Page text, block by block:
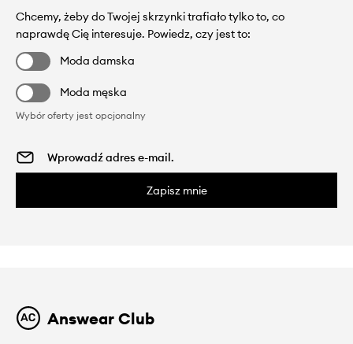
Chcemy, żeby do Twojej skrzynki trafiało tylko to, co
naprawdę Cię interesuje. Powiedz, czy jest to:
Moda damska
Moda męska
Wybór oferty jest opcjonalny
Zapisz mnie
Answear Club